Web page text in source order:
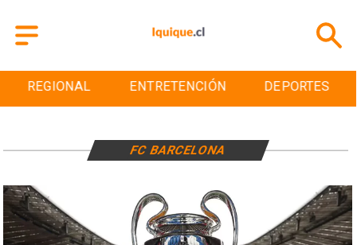
REGIONAL ENTRETENCIÓN DEPORTES
FC BARCELONA